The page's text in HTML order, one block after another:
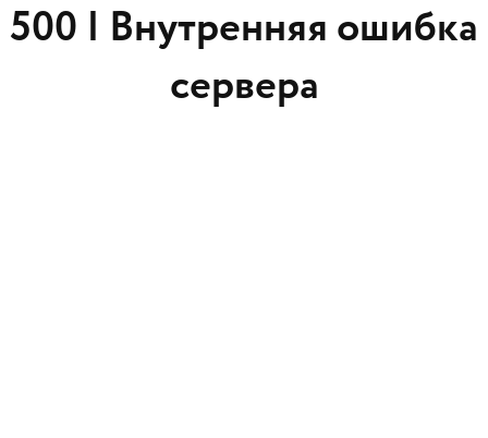
500 | Внутренняя ошибка
сервера